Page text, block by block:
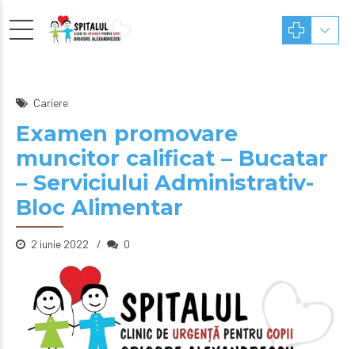
Cariere
Examen promovare
muncitor calificat – Bucatar
– Serviciului Administrativ-
Bloc Alimentar
2 iunie 2022 0